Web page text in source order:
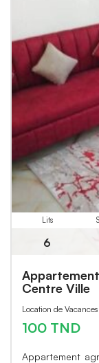
Lits
6
Centre Ville
Location de
100 TND
Appartement